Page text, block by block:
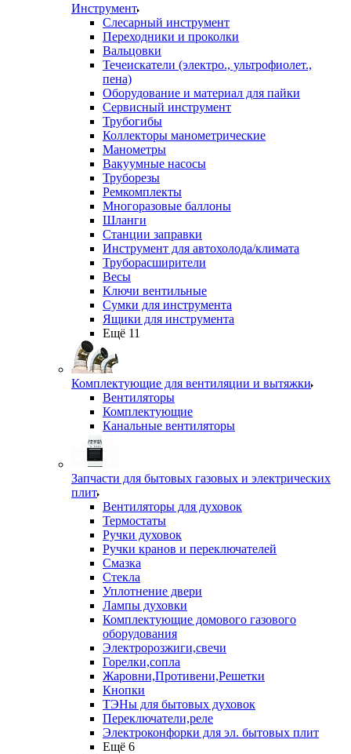
Инструмент
Слесарный инструмент
Переходники и проколки
Вальцовки
Течеискатели (электро., ультрофиолет.,
пена)
Оборудование и материал для пайки
Сервисный инструмент
Трубогибы
Коллекторы манометрические
Манометры
Вакуумные насосы
Труборезы
Ремкомплекты
Многоразовые баллоны
Шланги
Станции заправки
Инструмент для автохолода/климата
Труборасширители
Весы
Ключи вентильные
Сумки для инструмента
Ящики для инструмента
Ещё 11
Комплектующие для вентиляции и вытяжки
Вентиляторы
Комплектующие
Канальные вентиляторы
Запчасти для бытовых газовых и электрических
плит
Вентиляторы для духовок
Термостаты
Ручки духовок
Ручки кранов и переключателей
Смазка
Стекла
Уплотнение двери
Лампы духовки
Комплектующие домового газового
оборудования
Электророзжиги,свечи
Горелки,сопла
Жаровни,Противени,Решетки
Кнопки
ТЭНы для бытовых духовок
Переключатели,реле
Электроконфорки для эл. бытовых плит
Ещё 6